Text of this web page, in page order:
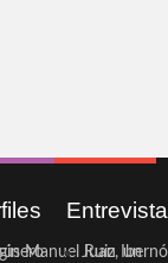
Manuel Ruiz, un
Juan